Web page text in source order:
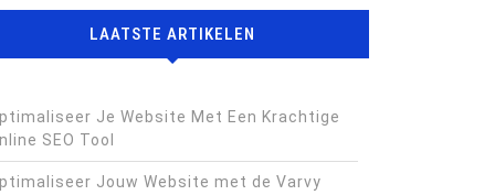
LAATSTE ARTIKELEN
Je Website Met Een Krachtige
SEO Tool
Jouw Website met de Varvy